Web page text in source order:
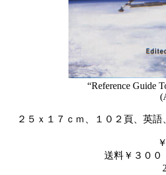
“Reference Guide
２５ｘ１７ｃｍ、１０２頁、英
送料￥３００